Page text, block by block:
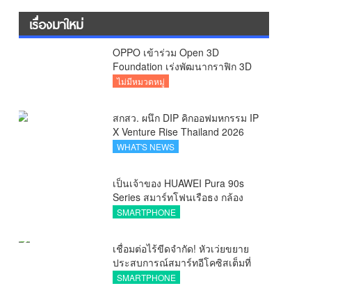
เรื่องมาใหม่
OPPO เข้าร่วม Open 3D
Foundation เร่งพัฒนากราฟิก 3D
บนอุปกรณ์มือถือ
ไม่มีหมวดหมู่
สกสว. ผนึก DIP คิกออฟมหกรรม IP
X Venture Rise Thailand 2026
สร้างระบบนิเวศเชื่อมทรัพย์สินทาง
WHAT'S NEWS
เป็นเจ้าของ HUAWEI Pura 90s
Series สมาร์ทโฟนเรือธง กล้อง
ถ่ายสวยสมจริงทุกระยะ พร้อมของ
SMARTPHONE
เชื่อมต่อไร้ขีดจำกัด! หัวเว่ยขยาย
ประสบการณ์สมาร์ทอีโคซิสเต็มที่
สมบูรณ์แบบ ไร้รอยต่อ ครบ จบ ใน
SMARTPHONE